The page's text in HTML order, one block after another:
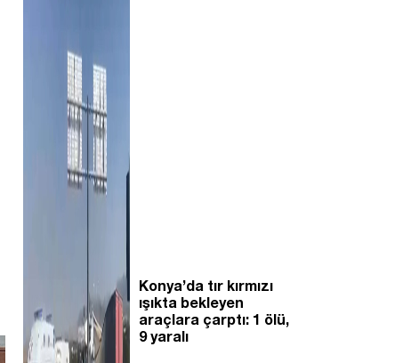
Konya’da tır kırmızı
ışıkta bekleyen
araçlara çarptı: 1 ölü,
9 yaralı